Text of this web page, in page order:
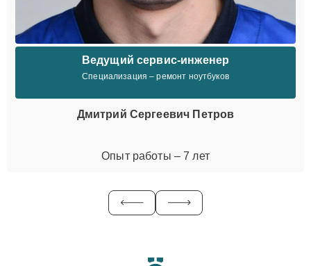
Ведущий сервис-инженер
Специализация – ремонт ноутбуков
Дмитрий Сергеевич Петров
Опыт работы – 7 лет